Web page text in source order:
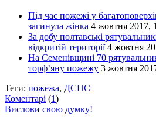
Під час пожежі у
загинула жінка 4 жовтня 2017,
За добу полтавські
відкритій території 4 жовтня
На Семенівщині 70
торф’яну пожежу 3 жовтня
Теги: пожежа, ДСНС
Коментарі (1)
Вислови свою думку!